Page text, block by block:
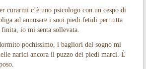
curarmi c’è uno psicologo con un cespo di
ad annusare i suoi piedi fetidi per tutta
finita, io mi senta sollevata.
pochissimo, i bagliori del sogno mi
narici ancora il puzzo dei piedi marci. È